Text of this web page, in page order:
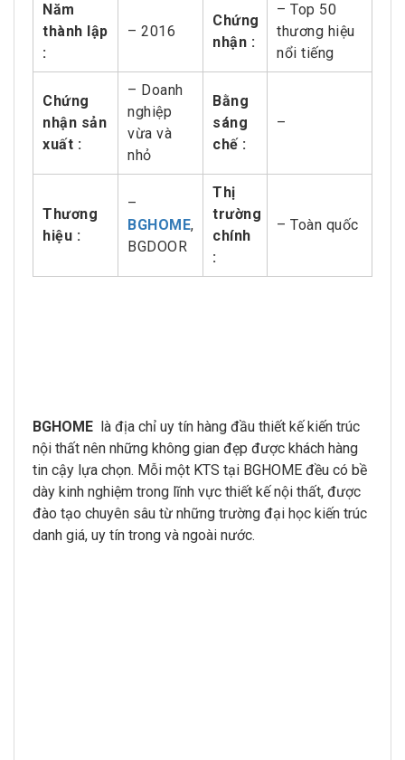
Năm
thành lập
:
– 2016
Chứng
nhận :
– Top 50
thương hiệu
nổi tiếng
Chứng
nhận sản
xuất :
– Doanh
nghiệp
vừa và
nhỏ
Bằng
sáng
chế :
–
Thương
hiệu :
–
BGHOME,
BGDOOR
Thị
trường
chính
:
– Toàn quốc
BGHOME là địa chỉ uy tín hàng đầu thiết kế kiến trúc
nội thất nên những không gian đẹp được khách hàng
tin cậy lựa chọn. Mỗi một KTS tại BGHOME đều có bề
dày kinh nghiệm trong lĩnh vực thiết kế nội thất, được
đào tạo chuyên sâu từ những trường đại học kiến trúc
danh giá, uy tín trong và ngoài nước.